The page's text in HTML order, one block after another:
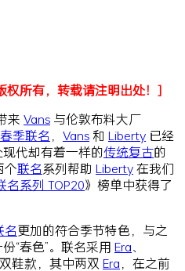
权所有，转载请注明出处！]
来 Vans 与伦敦布料大厂
春季联名 Vans和 Liberty 已经
代却有着一样的传统复古的
个联名系列帮助 Liberty在我们
名系列 TOP20》榜单中获得了
名更加的符合季节特色，与之
“春色”。联名采用 Era、
鞋款，其中两双 Era ，在之前